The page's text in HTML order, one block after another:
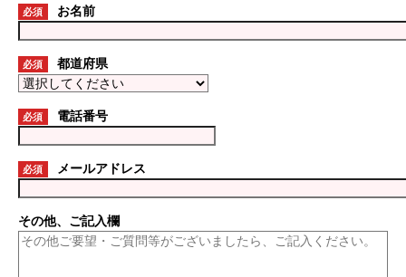
必須 お名前
必須 都道府県
必須 電話番号
必須 メールアドレス
その他、ご記入欄